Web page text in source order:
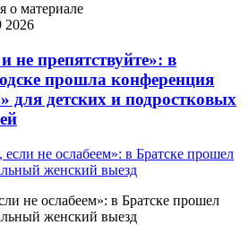
о материале
2026
не препятствуйте»: в
прошла конференция
для детских и подростковых
не ослабеем»: в Братске прошел
женский выезд